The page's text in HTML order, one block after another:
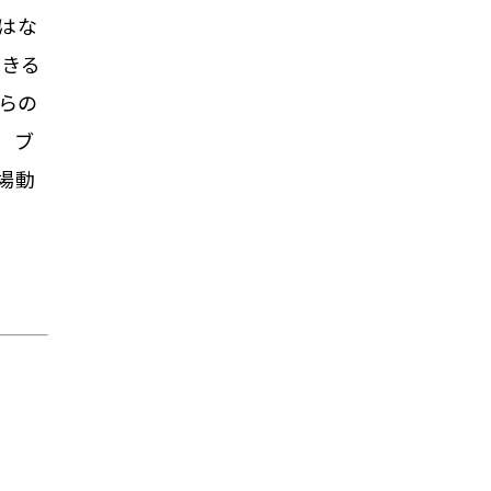
な
る
の
ブ
動